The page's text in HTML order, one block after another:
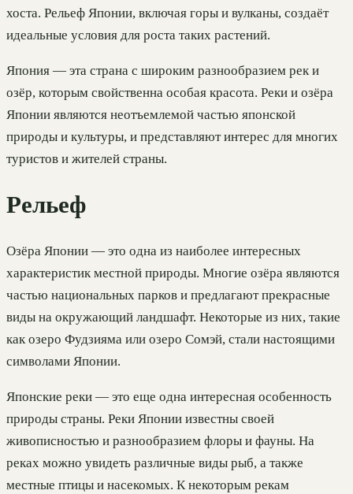
хоста. Рельеф Японии, включая горы и вулканы, создаёт
идеальные условия для роста таких растений.
Япония — эта страна с широким разнообразием рек и
озёр, которым свойственна особая красота. Реки и озёра
Японии являются неотъемлемой частью японской
природы и культуры, и представляют интерес для многих
туристов и жителей страны.
Рельеф
Озёра Японии — это одна из наиболее интересных
характеристик местной природы. Многие озёра являются
частью национальных парков и предлагают прекрасные
виды на окружающий ландшафт. Некоторые из них, такие
как озеро Фудзияма или озеро Сомэй, стали настоящими
символами Японии.
Японские реки — это еще одна интересная особенность
природы страны. Реки Японии известны своей
живописностью и разнообразием флоры и фауны. На
реках можно увидеть различные виды рыб, а также
местные птицы и насекомых. К некоторым рекам